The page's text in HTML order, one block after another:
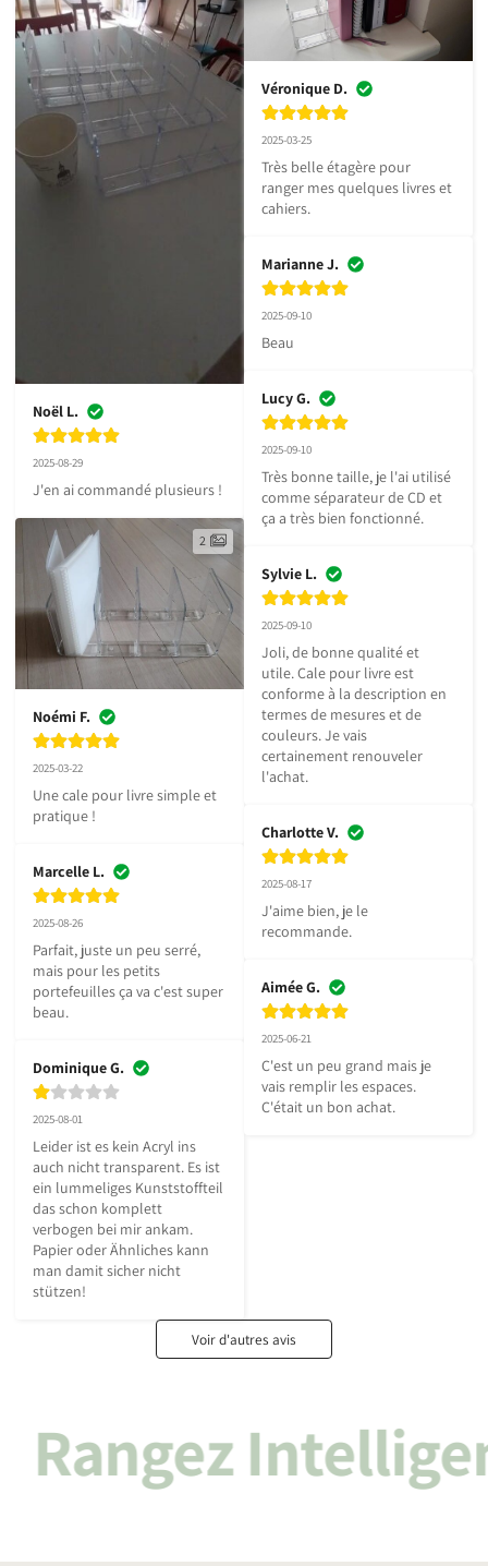
Noël L.
2025-08-29
J'en ai commandé plusieurs !
2
Noémi F.
2025-03-22
Une cale pour livre simple et
pratique !
Marcelle L.
2025-08-26
Parfait, juste un peu serré,
mais pour les petits
portefeuilles ça va c'est super
beau.
Dominique G.
2025-08-01
Leider ist es kein Acryl ins
auch nicht transparent. Es ist
ein lummeliges Kunststoffteil
das schon komplett
verbogen bei mir ankam.
Papier oder Ähnliches kann
man damit sicher nicht
stützen!
Véronique D.
2025-03-25
Très belle étagère pour
ranger mes quelques livres et
cahiers.
Marianne J.
2025-09-10
Beau
Lucy G.
2025-09-10
Très bonne taille, je l'ai utilisé
comme séparateur de CD et
ça a très bien fonctionné.
Sylvie L.
2025-09-10
Joli, de bonne qualité et
utile. Cale pour livre est
conforme à la description en
termes de mesures et de
couleurs. Je vais
certainement renouveler
l'achat.
Charlotte V.
2025-08-17
J'aime bien, je le
recommande.
Aimée G.
2025-06-21
C'est un peu grand mais je
vais remplir les espaces.
C'était un bon achat.
Voir d'autres avis
Rangez